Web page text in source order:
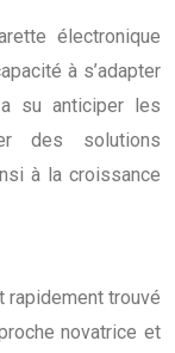
électronique
à s’adapter
su anticiper les
des solutions
à la croissance
trouvé
novatrice et